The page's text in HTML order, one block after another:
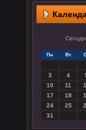
Пн Вт
3
4
10
11
17
18
24
25
31